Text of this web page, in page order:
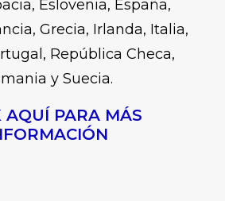
Eslovenia, España,
Grecia, Irlanda, Italia,
República Checa,
y Suecia.
AQUÍ PARA MÁS